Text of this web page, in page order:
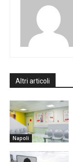
Altri articoli
Napoli